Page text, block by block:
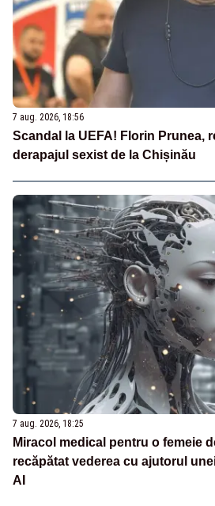
7 aug. 2026, 18:56
Scandal la UEFA! Florin Prunea,
derapajul sexist de la Chișinău
7 aug. 2026, 18:25
Miracol medical pentru o femeie
recăpătat vederea cu ajutorul
AI